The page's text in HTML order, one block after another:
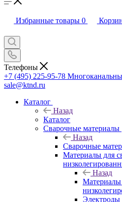
Избранные товары 0
Телефоны
+7 (495) 225-95-78
sale@ktnd.ru
Каталог
Назад
Каталог
Сварочные материалы
Назад
Сварочные
Материалы для
Назад
Материалы
Электроды